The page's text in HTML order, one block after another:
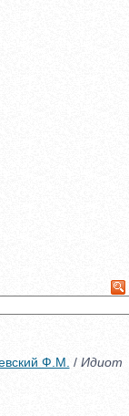
Ф.М. / Идиот